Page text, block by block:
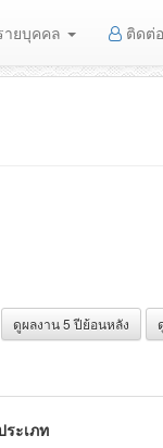
ายบุคคล ติดต่
ดูผลงาน 5 ปีย้อนหลัง
ระเภท